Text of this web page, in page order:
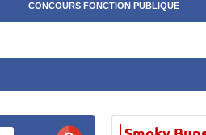
CONCOURS FONCTION PUBLIQUE